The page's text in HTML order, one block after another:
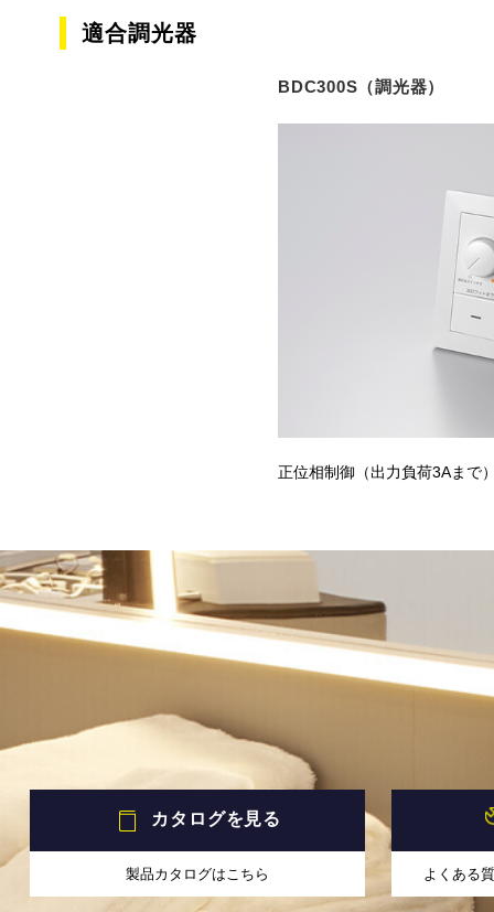
適合調光器
BDC300S（調光器）
正位相制御（出力負荷3Aまで
カタログを見る
製品カタログはこちら よくある